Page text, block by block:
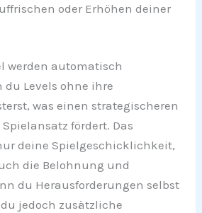
oder Erhöhen deiner
werden automatisch
Levels ohne ihre
was einen strategischeren
fördert. Das
deine Spielgeschicklichkeit,
die Belohnung und
du Herausforderungen selbst
jedoch zusätzliche